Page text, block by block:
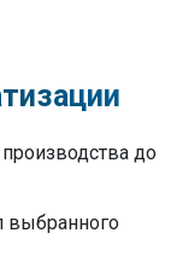
до
выбранного